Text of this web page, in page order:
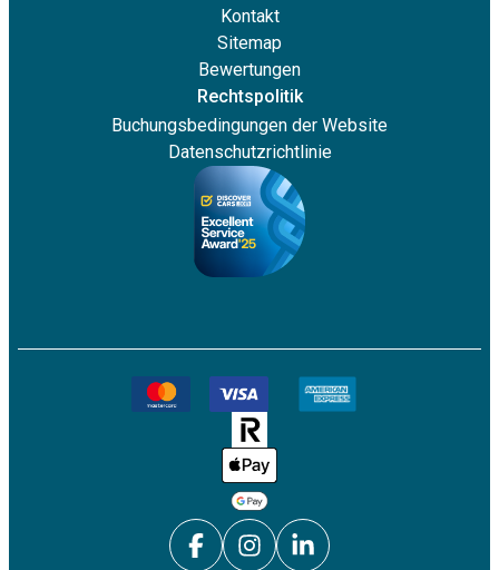
Kontakt
Sitemap
Bewertungen
Rechtspolitik
Buchungsbedingungen der Website
Datenschutzrichtlinie